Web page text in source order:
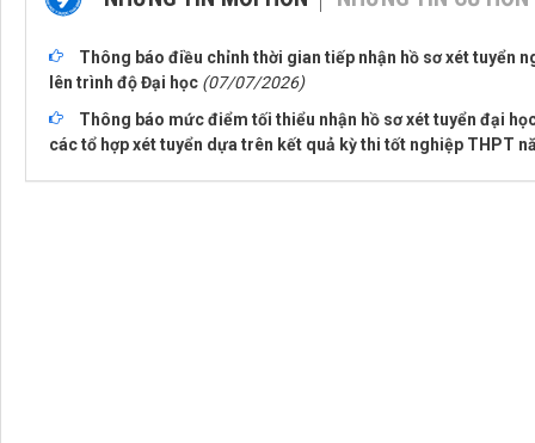
Thông báo điều chỉnh thời gian tiếp nhận hồ sơ xét tuyển
lên trình độ Đại học (07/07/2026)
Thông báo mức điểm tối thiểu nhận hồ sơ xét tuyển đại
các tổ hợp xét tuyển dựa trên kết quả kỳ thi tốt nghiệp THPT